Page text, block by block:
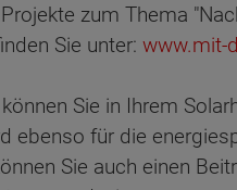
zum Thema
Sie unter: www.mit-
Sie in Ihrem
ebenso für die
Sie auch einen